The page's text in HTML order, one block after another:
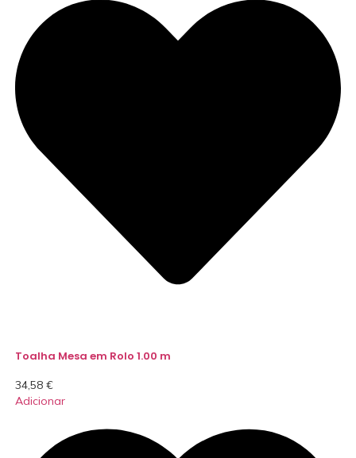
Toalha Mesa em Rolo 1.00 m
34,58 €
Adicionar